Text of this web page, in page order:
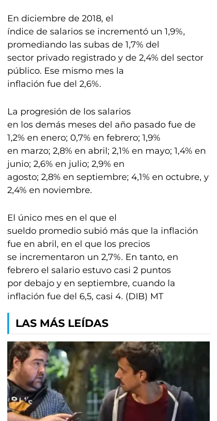
En diciembre de 2018, el
índice de salarios se incrementó un 1,9%,
promediando las subas de 1,7% del
sector privado registrado y de 2,4% del sector
público. Ese mismo mes la
inflación fue del 2,6%.
La progresión de los salarios
en los demás meses del año pasado fue de
1,2% en enero; 0,7% en febrero; 1,9%
en marzo; 2,8% en abril; 2,1% en mayo; 1,4% en
junio; 2,6% en julio; 2,9% en
agosto; 2,8% en septiembre; 4,1% en octubre, y
2,4% en noviembre.
El único mes en el que el
sueldo promedio subió más que la inflación
fue en abril, en el que los precios
se incrementaron un 2,7%. En tanto, en
febrero el salario estuvo casi 2 puntos
por debajo y en septiembre, cuando la
inflación fue del 6,5, casi 4. (DIB) MT
LAS MÁS LEÍDAS